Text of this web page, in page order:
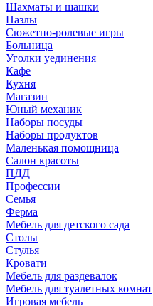
Шахматы и шашки
Пазлы
Сюжетно-ролевые игры
Больница
Уголки уединения
Кафе
Кухня
Магазин
Юный механик
Наборы посуды
Наборы продуктов
Маленькая помощница
Салон красоты
ПДД
Профессии
Семья
Ферма
Мебель для детского сада
Столы
Cтулья
Кровати
Мебель для раздевалок
Мебель для туалетных комнат
Игровая мебель